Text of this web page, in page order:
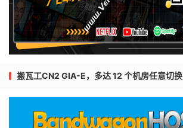
搬瓦工CN2 GIA-E，多达 12 个机房任意切换